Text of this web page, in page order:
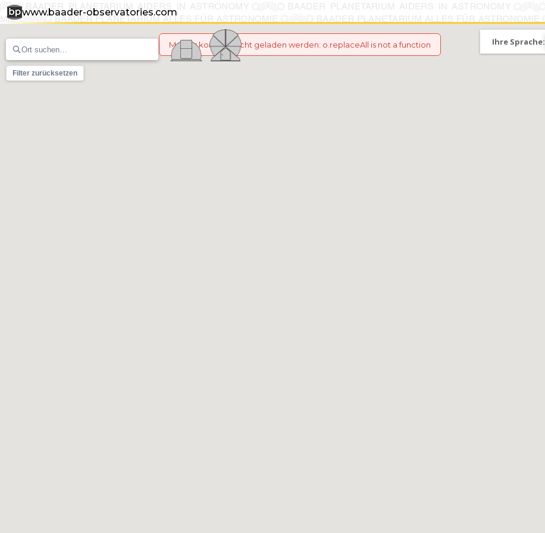
www.baader-observatories.com
Marker konnten nicht geladen werden: o.replaceAll is not a function
Filter zurücksetzen
Ihre Sprache: